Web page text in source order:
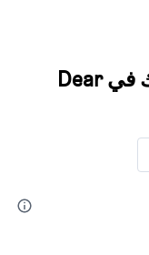
اعثر على نتائج أفضل لإقامتك في Dear